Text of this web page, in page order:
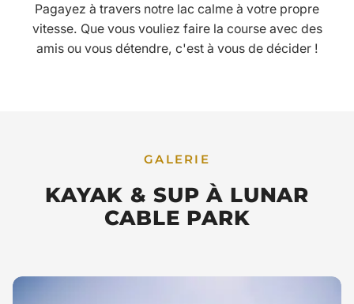
Pagayez à travers notre lac calme à votre propre
vitesse. Que vous vouliez faire la course avec des
amis ou vous détendre, c'est à vous de décider !
GALERIE
KAYAK & SUP À LUNAR
CABLE PARK